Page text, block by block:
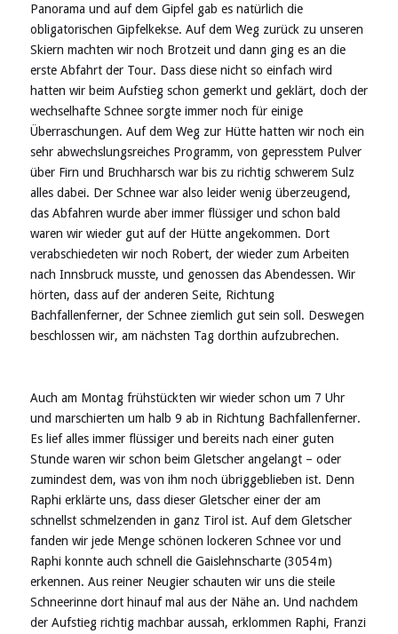
Panorama und auf dem Gipfel gab es natürlich die
obligatorischen Gipfelkekse. Auf dem Weg zurück zu unseren
Skiern machten wir noch Brotzeit und dann ging es an die
erste Abfahrt der Tour. Dass diese nicht so einfach wird
hatten wir beim Aufstieg schon gemerkt und geklärt, doch der
wechselhafte Schnee sorgte immer noch für einige
Überraschungen. Auf dem Weg zur Hütte hatten wir noch ein
sehr abwechslungsreiches Programm, von gepresstem Pulver
über Firn und Bruchharsch war bis zu richtig schwerem Sulz
alles dabei. Der Schnee war also leider wenig überzeugend,
das Abfahren wurde aber immer flüssiger und schon bald
waren wir wieder gut auf der Hütte angekommen. Dort
verabschiedeten wir noch Robert, der wieder zum Arbeiten
nach Innsbruck musste, und genossen das Abendessen. Wir
hörten, dass auf der anderen Seite, Richtung
Bachfallenferner, der Schnee ziemlich gut sein soll. Deswegen
beschlossen wir, am nächsten Tag dorthin aufzubrechen.
Auch am Montag frühstückten wir wieder schon um 7 Uhr
und marschierten um halb 9 ab in Richtung Bachfallenferner.
Es lief alles immer flüssiger und bereits nach einer guten
Stunde waren wir schon beim Gletscher angelangt – oder
zumindest dem, was von ihm noch übriggeblieben ist. Denn
Raphi erklärte uns, dass dieser Gletscher einer der am
schnellst schmelzenden in ganz Tirol ist. Auf dem Gletscher
fanden wir jede Menge schönen lockeren Schnee vor und
Raphi konnte auch schnell die Gaislehnscharte (3054 m)
erkennen. Aus reiner Neugier schauten wir uns die steile
Schneerinne dort hinauf mal aus der Nähe an. Und nachdem
der Aufstieg richtig machbar aussah, erklommen Raphi, Franzi